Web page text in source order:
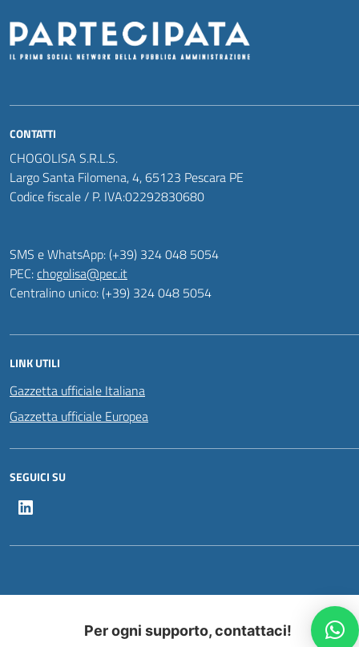
CONTATTI
CHOGOLISA S.R.L.S.
Largo Santa Filomena, 4, 65123 Pescara PE
Codice fiscale / P. IVA:02292830680
SMS e WhatsApp: (+39) 324 048 5054
PEC:chogolisa@pec.it
Centralino unico: (+39) 324 048 5054
LINK UTILI
Gazzetta ufficiale Italiana
Gazzetta ufficiale Europea
SEGUICI SU
Per ogni supporto, contattaci!